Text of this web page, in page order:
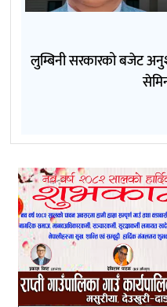
लुम्बिनी सरकारको बजेट